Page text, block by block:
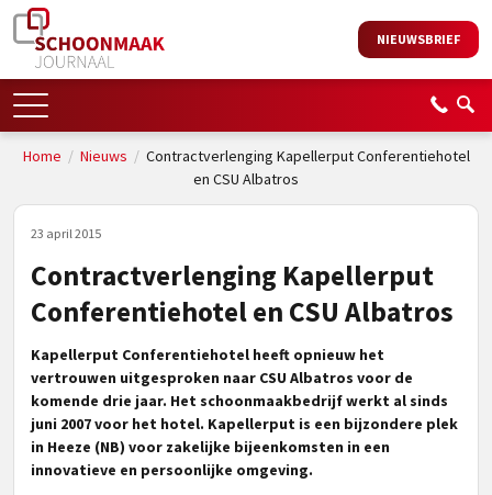
NIEUWSBRIEF
Home / Nieuws / Contractverlenging Kapellerput Conferentiehotel
en CSU Albatros
23 april 2015
Contractverlenging Kapellerput
Conferentiehotel en CSU Albatros
Kapellerput Conferentiehotel heeft opnieuw het
vertrouwen uitgesproken naar CSU Albatros voor de
komende drie jaar. Het schoonmaakbedrijf werkt al sinds
juni 2007 voor het hotel. Kapellerput is een bijzondere plek
in Heeze (NB) voor zakelijke bijeenkomsten in een
innovatieve en persoonlijke omgeving.